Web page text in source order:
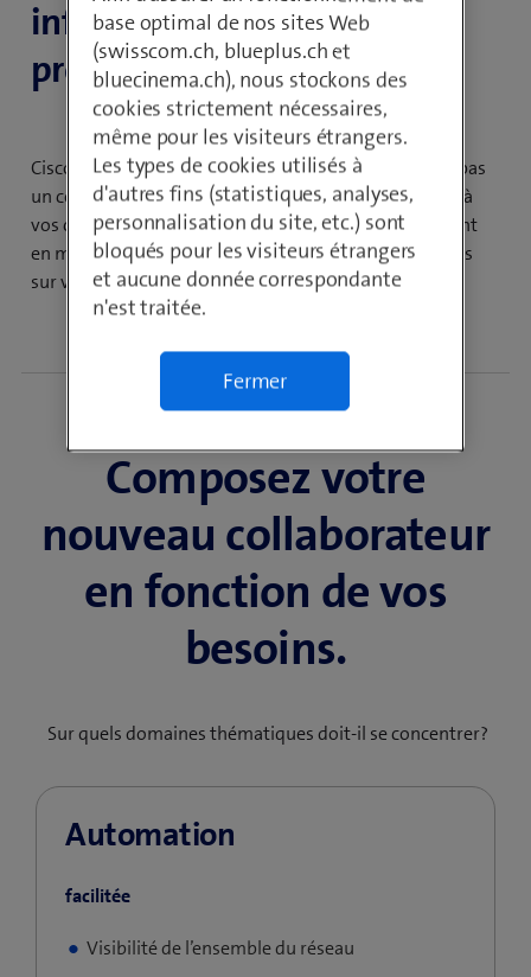
infrastructure, tout en vous
protégeant des menaces?
Cisco Digital Network Architecture (Cisco DNA) n’est pas
un collaborateur, mais un outil réseau multifonctions à
vos côtés. Cette solution réseau logicielle vous soutient
en matière d’automatisation et de garantie de services
sur vos réseaux WAN, de campus et de succursales.
Composez votre
nouveau collaborateur
en fonction de vos
besoins.
Sur quels domaines thématiques doit-il se concentrer?
Automation
facilitée
Visibilité de l’ensemble du réseau
base optimal de nos sites Web
(swisscom.ch, blueplus.ch et
bluecinema.ch), nous stockons des
cookies strictement nécessaires,
même pour les visiteurs étrangers.
Les types de cookies utilisés à
d'autres fins (statistiques, analyses,
personnalisation du site, etc.) sont
bloqués pour les visiteurs étrangers
et aucune donnée correspondante
n'est traitée.
Fermer